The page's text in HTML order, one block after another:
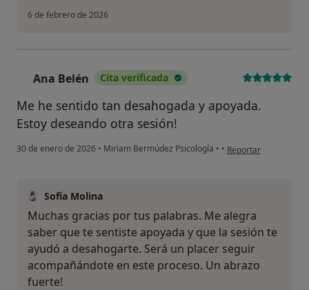
6 de febrero de 2026
Ana Belén Cita verificada
Me he sentido tan desahogada y apoyada.
Estoy deseando otra sesión!
30 de enero de 2026 • Miriam Bermúdez Psicología • • en opinión del
Reportar
Sofía Molina
Muchas gracias por tus palabras. Me alegra
saber que te sentiste apoyada y que la sesión te
ayudó a desahogarte. Será un placer seguir
acompañándote en este proceso. Un abrazo
fuerte!